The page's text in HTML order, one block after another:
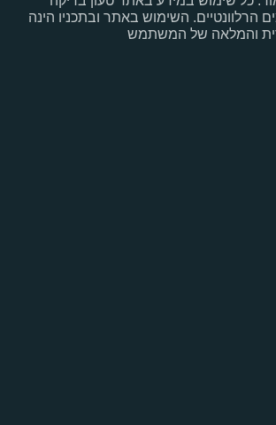
הרלוונטיים. השימוש באתר ובתכניו הינה
והמלאה של המשתמש